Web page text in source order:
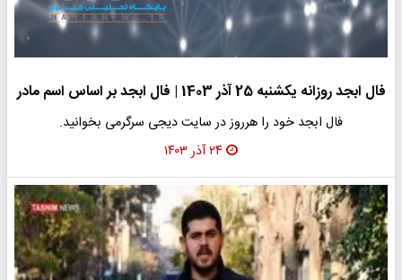
فال ابجد روزانه یکشنبه 25 آذر 1403 | فال ابجد بر اساس اسم مادر
فال ابجد خود را هرروز در سایت دیجی سرگرمی بخوانید.
۲۴ آذر ۱۴۰۳